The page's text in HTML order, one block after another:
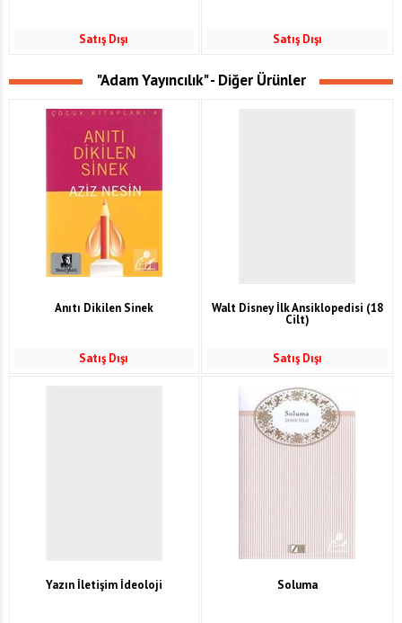
Satış Dışı Satış Dışı
"Adam Yayıncılık" - Diğer Ürünler
Anıtı Dikilen Sinek
Satış Dışı
Walt Disney İlk Ansiklopedisi (18
Cilt)
Satış Dışı
Yazın İletişim İdeoloji Soluma